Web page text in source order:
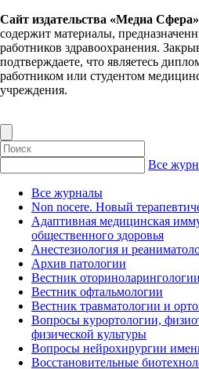
Сайт издательства «Медиа Сфера»
содержит материалы,
работников здравоохранения.
подтверждаете, что являетесь
работником или студентом
учреждения.
Все
Все журналы
Non nocere. Новый
Адаптивная медицинская
общественного здоровья
Анестезиология и
Архив патологии
Вестник оториноларингологии
Вестник офтальмологии
Вестник травматологии и
Вопросы курортологии,
физической культуры
Вопросы нейрохирургии
Восстановительные